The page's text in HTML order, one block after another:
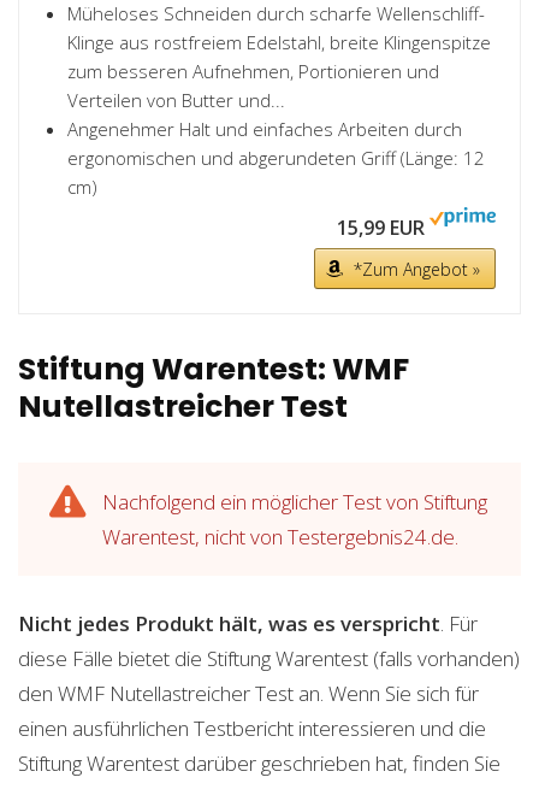
Müheloses Schneiden durch scharfe Wellenschliff-
Klinge aus rostfreiem Edelstahl, breite Klingenspitze
zum besseren Aufnehmen, Portionieren und
Verteilen von Butter und...
Angenehmer Halt und einfaches Arbeiten durch
ergonomischen und abgerundeten Griff (Länge: 12
cm)
15,99 EUR
*Zum Angebot »
Stiftung Warentest: WMF
Nutellastreicher Test
Nachfolgend ein möglicher Test von Stiftung
Warentest, nicht von Testergebnis24.de.
Nicht jedes Produkt hält, was es verspricht. Für
diese Fälle bietet die Stiftung Warentest (falls vorhanden)
den WMF Nutellastreicher Test an. Wenn Sie sich für
einen ausführlichen Testbericht interessieren und die
Stiftung Warentest darüber geschrieben hat, finden Sie